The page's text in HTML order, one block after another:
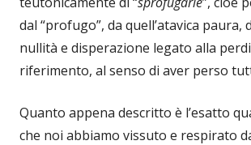
dal “profugo”, da quell’atavica paura,
nullità e disperazione legato alla
riferimento, al senso di aver perso
Quanto appena descritto è l’esatto
che noi abbiamo vissuto e respirato